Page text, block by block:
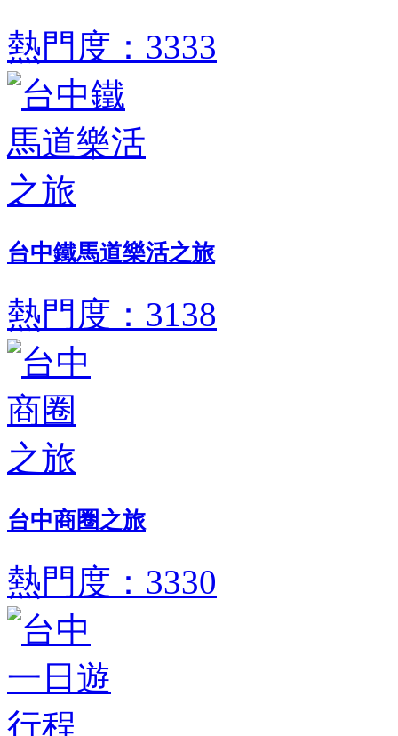
熱門度：3333
台中鐵馬道樂活之旅
熱門度：3138
台中商圈之旅
熱門度：3330